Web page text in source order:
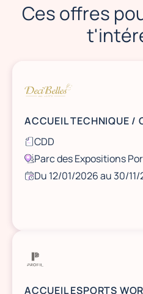
Ces offres
CDD
Parc des Expositions
Du 12/01/2026 au 30/